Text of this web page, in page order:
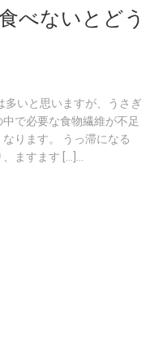
べないとどう
多いと思いますが、うさぎ
で必要な食物繊維が不足
ります。 うっ滞になる
ますます […]...